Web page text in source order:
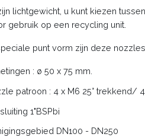
lichtgewicht, u kunt kiezen
gebruik op een recycling unit.
punt vorm zijn deze
: ø 50 x 75 mm.
patroon : 4 x M6 25° trekkend/
1"BSPbi
DN100 - DN250